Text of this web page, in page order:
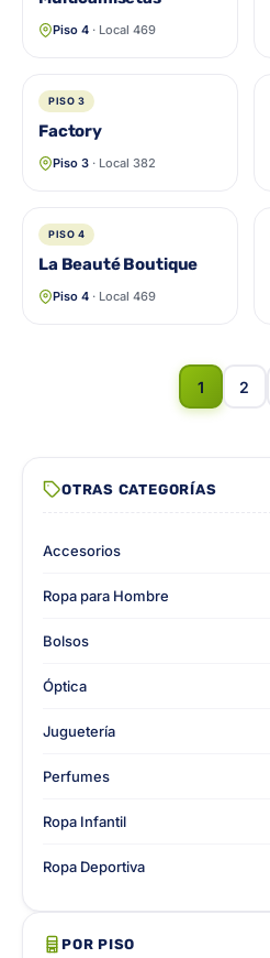
Piso 4 · Local 469
PISO 3
Factory
Piso 3 · Local 382
PISO 4
La Beauté Boutique
Piso 4 · Local 469
1 2
OTRAS CATEGORÍAS
Accesorios
Ropa para Hombre
Bolsos
Óptica
Juguetería
Perfumes
Ropa Infantil
Ropa Deportiva
POR PISO